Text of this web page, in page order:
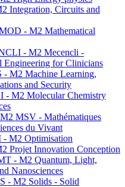
Integration, Circuits and
- M2 Mathematical
- M2 Mecencli -
Engineering for Clinicians
M2 Machine Learning,
and Security
- M2 Molecular Chemistry
MSV - Mathématiques
du Vivant
M2 Optimisation
Projet Innovation Conception
- M2 Quantum, Light,
Nanosciences
- M2 Solids - Solid